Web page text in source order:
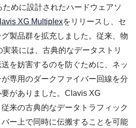
めに設計されたハードウェアソ
XG Multiplexをリリースし、セ
製品群を拡充しました。従来、物
装には、古典的なデータストリ
を妨害するのを防ぐために、ネッ
専用のダークファイバー回線を分
がありました。Clavis XG
来の古典的なデータトラフィック
ー上で同時に伝搬することを可能